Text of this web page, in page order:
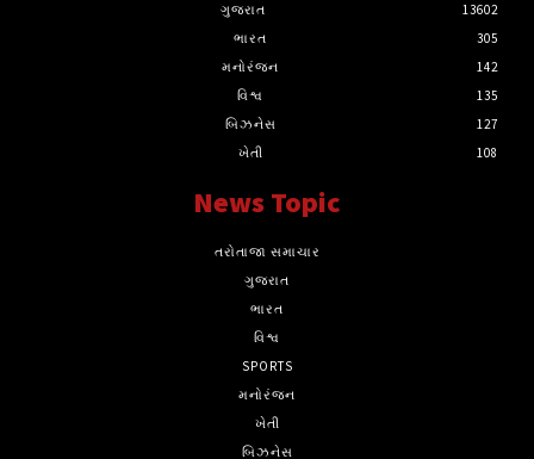
ગુજરાત
13602
ભારત
305
મનોરંજન
142
વિશ્વ
135
બિઝનેસ
127
ખેતી
108
News Topic
તરોતાજા સમાચાર
ગુજરાત
ભારત
વિશ્વ
SPORTS
મનોરંજન
ખેતી
બિઝનેસ